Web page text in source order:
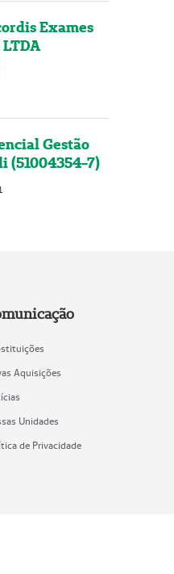
Exames
Gestão
(51004354-7)
Aquisições
Unidades
de Privacidade